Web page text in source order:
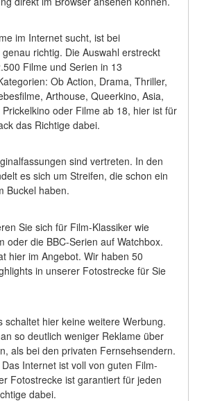
im Internet sucht, ist bei
richtig. Die Auswahl erstreckt
Filme und Serien in 13
Ob Action, Drama, Thriller,
Arthouse, Queerkino, Asia,
oder Filme ab 18, hier ist für
das Richtige dabei.
sind vertreten. In den
es sich um Streifen, die schon ein
Buckel haben.
Sie sich für Film-Klassiker wie
oder die BBC-Serien auf Watchbox.
hier im Angebot. Wir haben 50
in unserer Fotostrecke für Sie
schaltet hier keine weitere Werbung.
so deutlich weniger Reklame über
als bei den privaten Fernsehsendern.
Internet ist voll von guten Film-
Fotostrecke ist garantiert für jeden
dabei.